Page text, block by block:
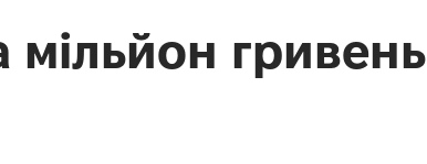
мільйон гривень